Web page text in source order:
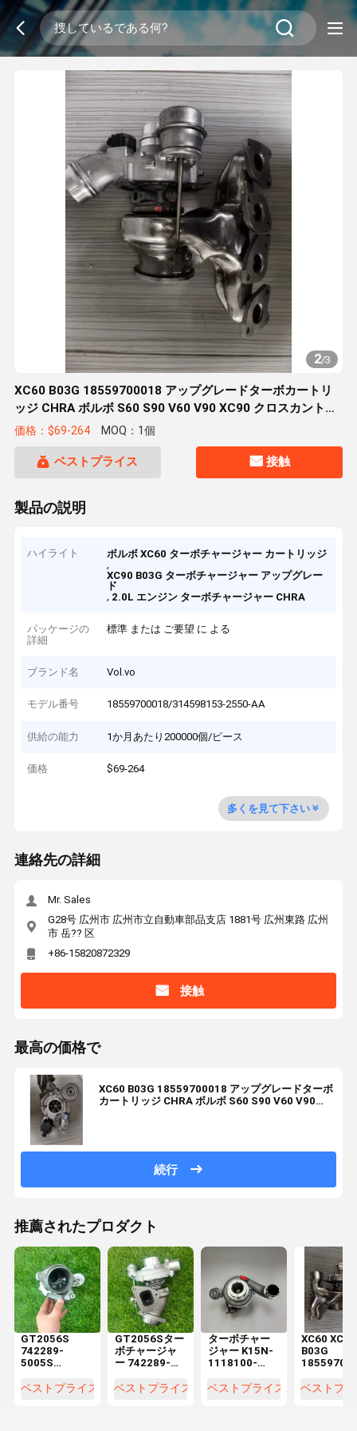
2/3
XC60 B03G 18559700018 アップグレードターボカートリ
ッジ CHRA ボルボ S60 S90 V60 V90 XC90 クロスカントリ
ー 2015-2022 エンジン 2.0L 適合
価格：$69-264 MOQ：1個
ベストプライス 接触
製品の説明
ハイライト
ボルボ XC60 ターボチャージャー カートリッジ
,
XC90 B03G ターボチャージャー アップグレー
ド
, 2.0L エンジン ターボチャージャー CHRA
パッケージの
詳細
標準 または ご要望 に よる
ブランド名 Vol.vo
モデル番号 18559700018/314598153-2550-AA
供給の能力 1か月あたり200000個/ピース
価格 $69-264
多くを見て下さい
連絡先の詳細
Mr. Sales
G28号 広州市 広州市立自動車部品支店 1881号 広州東路 広州
市 岳?? 区
+86-15820872329
接触
最高の価格で
XC60 B03G 18559700018 アップグレードターボ
カートリッジ CHRA ボルボ S60 S90 V60 V90
続行
推薦されたプロダクト
GT2056S
742289-
5005S
742289-0003
ベストプライス
GT2056Sター
ボチャージャ
ー 742289-
SsangYong
ベストプライス
ターボチャー
ジャー K15N-
1118100-
6377580
ベストプライス
XC60 XC90
B03G
S90 クロス
ベストプ